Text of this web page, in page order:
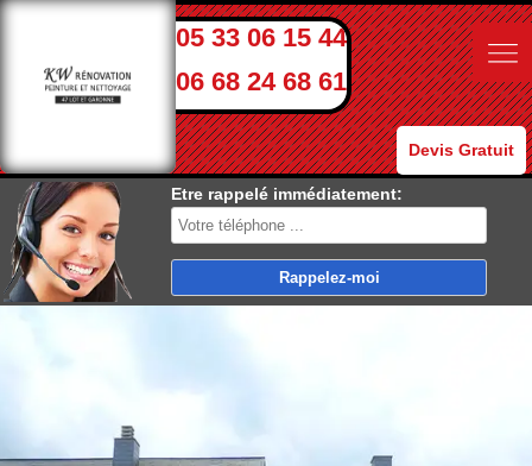
05 33 06 15 44
06 68 24 68 61
Devis Gratuit
Etre rappelé immédiatement: